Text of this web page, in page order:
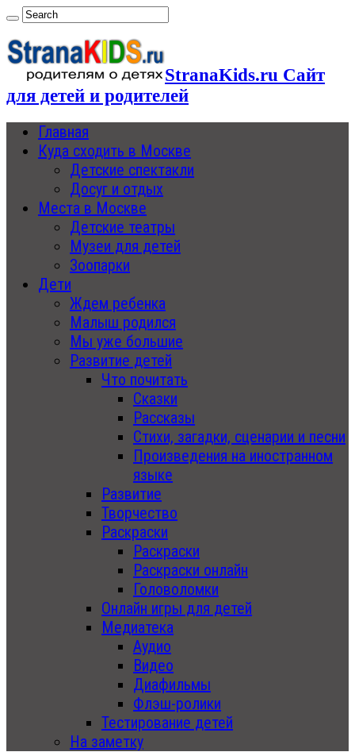
StranaKids.ru Сайт
для детей и родителей
Главная
Куда сходить в Москве
Детские спектакли
Досуг и отдых
Места в Москве
Детские театры
Музеи для детей
Зоопарки
Дети
Ждем ребенка
Малыш родился
Мы уже большие
Развитие детей
Что почитать
Сказки
Рассказы
Стихи, загадки, сценарии и песни
Произведения на иностранном
языке
Развитие
Творчество
Раскраски
Раскраски
Раскраски онлайн
Головоломки
Онлайн игры для детей
Медиатека
Аудио
Видео
Диафильмы
Флэш-ролики
Тестирование детей
На заметку